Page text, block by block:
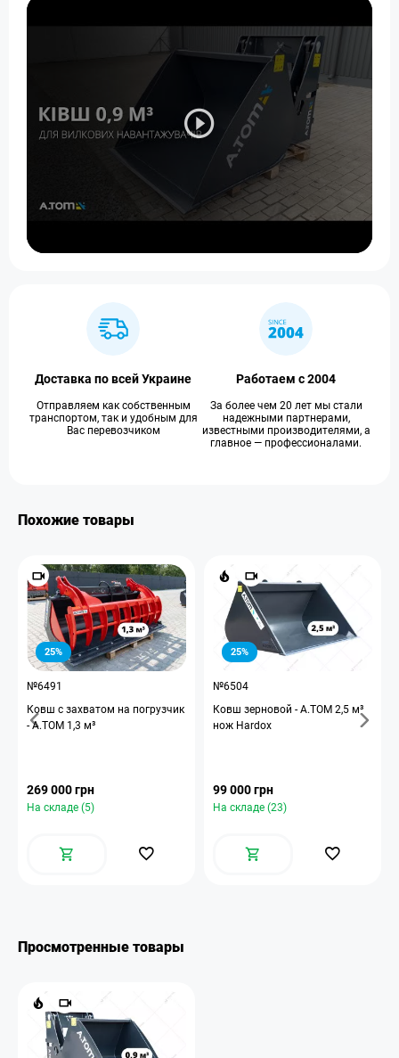
Доставка по всей Украине
Отправляем как собственным
транспортом, так и удобным для
Вас перевозчиком
Работаем с 2004
За более чем 20 лет мы стали
надежными партнерами,
известными производителями, а
главное — профессионалами.
Похожие товары
25%
№6491
Ковш с захватом на погрузчик
- А.ТОМ 1,3 м³
269 000 грн
На складе (5)
25%
№6504
Ковш зерновой - A.TOM 2,5 м³
нож Hardox
99 000 грн
На складе (23)
Просмотренные товары